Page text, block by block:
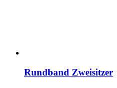
Rundband Zweisitzer